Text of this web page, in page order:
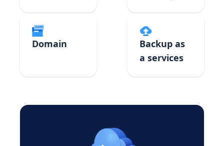
Domain
Backup as
a services